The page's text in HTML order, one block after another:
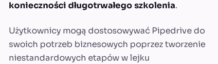
konieczności długotrwałego szkolenia.
Użytkownicy mogą dostosowywać Pipedrive do
swoich potrzeb biznesowych poprzez tworzenie
niestandardowych etapów w lejku